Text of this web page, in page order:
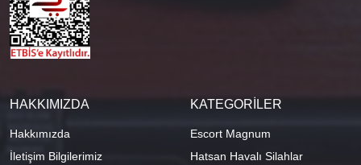
HAKKIMIZDA
Hakkımızda
İletişim Bilgilerimiz
KATEGORİLER
Escort Magnum
Hatsan Havalı Silahlar